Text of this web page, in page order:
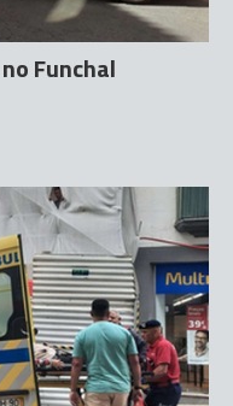
Funchal